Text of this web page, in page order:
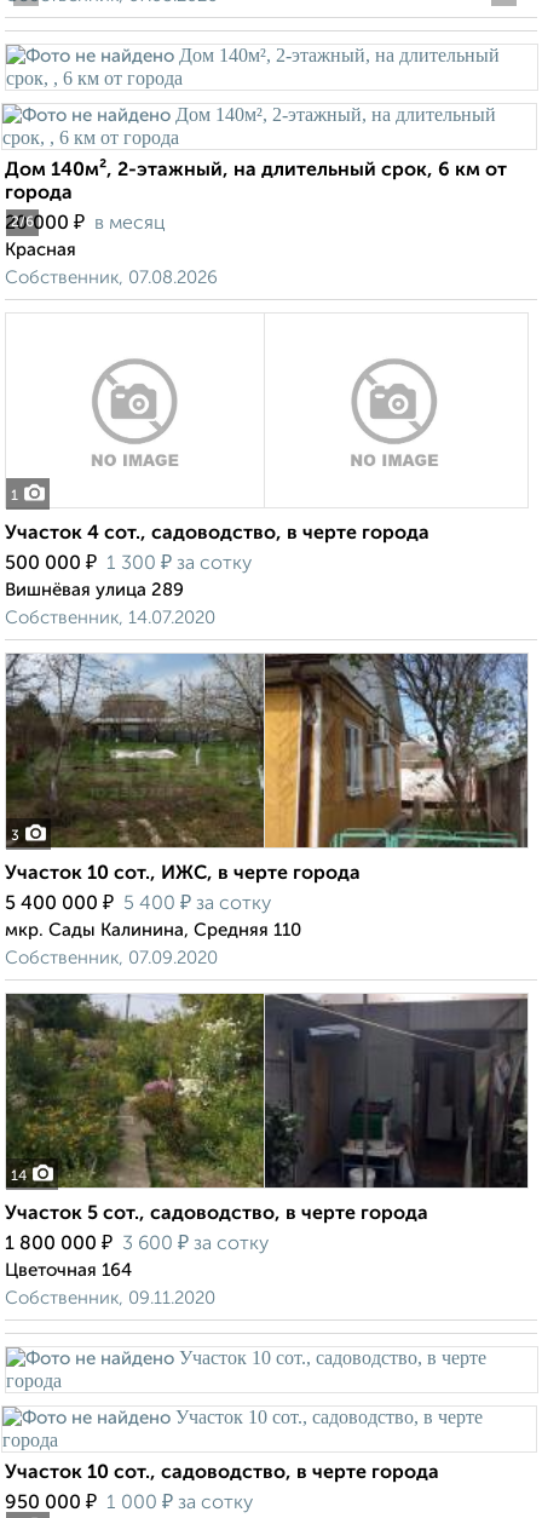
2/6
Дом 140м², 2-этажный, на длительный срок, 6 км от
города
20 000 ₽ в месяц
Красная
Собственник, 07.08.2026
1
Участок 4 сот., садоводство, в черте города
500 000 ₽ 1 300 ₽ за сотку
Вишнёвая улица 289
Собственник, 14.07.2020
3
Участок 10 сот., ИЖС, в черте города
5 400 000 ₽ 5 400 ₽ за сотку
мкр. Сады Калинина, Средняя 110
Собственник, 07.09.2020
14
Участок 5 сот., садоводство, в черте города
1 800 000 ₽ 3 600 ₽ за сотку
Цветочная 164
Собственник, 09.11.2020
Участок 10 сот., садоводство, в черте города
950 000 ₽ 1 000 ₽ за сотку